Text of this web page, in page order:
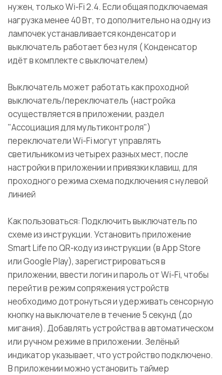
нужен, только Wi-Fi 2.4. Если общая подключаемая
нагрузка менее 40 Вт, то дополнительно на одну из
лампочек устанавливается конденсатор и
выключатель работает без нуля ( Конденсатор
идёт в комплекте с выключателем)
Выключатель может работать как проходной
выключатель/переключатель (настройка
осуществляется в приложении, раздел
"Ассоциация для мультиконтроля")
переключатели Wi-Fi могут управлять
светильником из четырех разных мест, после
настройки в приложении и привязки клавиш, для
проходного режима схема подключения с нулевой
линией
Как пользоваться: Подключить выключатель по
схеме из инструкции. Установить приложение
Smart Life по QR-коду из инструкции (в App Store
или Google Play), зарегистрироваться в
приложении, ввести логин и пароль от Wi-Fi, чтобы
перейти в режим сопряжения устройств
необходимо дотронуться и удерживать сенсорную
кнопку на выключателе в течение 5 секунд (до
мигания). Добавлять устройства в автоматическом
или ручном режиме в приложении. Зелёный
индикатор указывает, что устройство подключено.
В приложении можно установить таймер